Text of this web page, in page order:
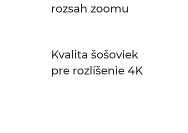
rozsah zoomu
Kvalita šošoviek
pre rozlíšenie 4K